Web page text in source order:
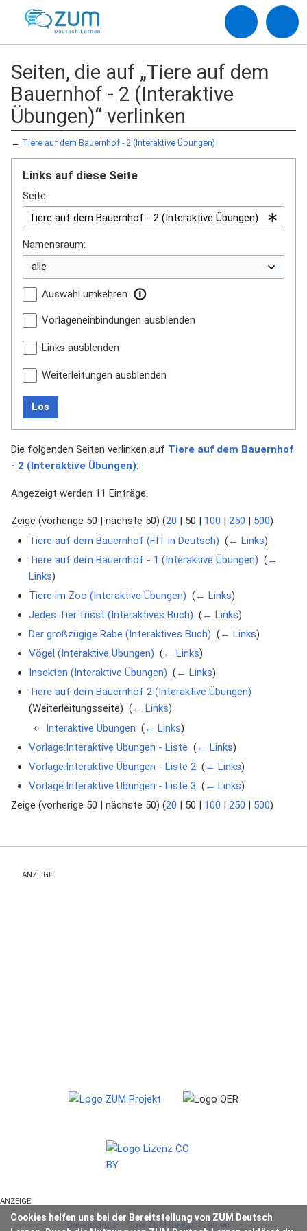
Seiten, die auf „Tiere auf dem
Bauernhof - 2 (Interaktive
Übungen)“ verlinken
← Tiere auf dem Bauernhof - 2 (Interaktive Übungen)
Links auf diese Seite
Seite:
Namensraum:
Auswahl umkehren
Vorlageneinbindungen ausblenden
Links ausblenden
Weiterleitungen ausblenden
Los
Die folgenden Seiten verlinken auf Tiere auf dem Bauernhof
- 2 (Interaktive Übungen):
Angezeigt werden 11 Einträge.
Zeige (vorherige 50 nächste 50) (20 50 100 250 500)
Tiere auf dem Bauernhof (FIT in Deutsch) (← Links)
Tiere auf dem Bauernhof - 1 (Interaktive Übungen) (←
Links)
Tiere im Zoo (Interaktive Übungen) (← Links)
Jedes Tier frisst (Interaktives Buch) (← Links)
Der großzügige Rabe (Interaktives Buch) (← Links)
Vögel (Interaktive Übungen) (← Links)
Insekten (Interaktive Übungen) (← Links)
Tiere auf dem Bauernhof 2 (Interaktive Übungen)
(Weiterleitungsseite) ‎ (← Links)
Interaktive Übungen ‎(← Links)
Vorlage:Interaktive Übungen - Liste (← Links)
Vorlage:Interaktive Übungen - Liste 2‎ (← Links)
Vorlage:Interaktive Übungen - Liste 3 (← Links)
Zeige (vorherige 50 | nächste 50) (20 | 50 | 100 | 250 | 500)
Cookies helfen uns bei der Bereitstellung von ZUM Deutsch
ANZEIGE
ANZEIGE
Datenschutz Über ZUM Deutsch Lernen